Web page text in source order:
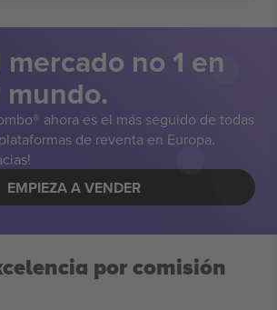
mercado no 1 en
mundo.
ahora es el más seguido de todas
de reventa en Europa.
EMPIEZA A VENDER
por comisión